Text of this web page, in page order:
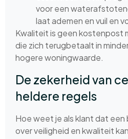
voor een
laat ademen en vuil en
Kwaliteit is geen kostenpost
die zich terugbetaalt in
hogere woningwaarde.
De zekerheid van
heldere regels
Hoe weet je als klant dat
over veiligheid en kwaliteit